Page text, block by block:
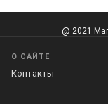
@ 2021
О САЙТЕ
Контакты